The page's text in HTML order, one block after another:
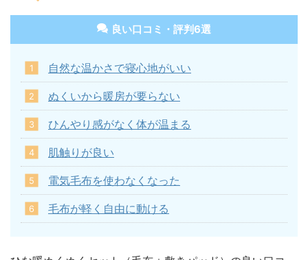
良い口コミ・評判6選
自然な温かさで寝心地がいい
ぬくいから暖房が要らない
ひんやり感がなく体が温まる
肌触りが良い
電気毛布を使わなくなった
毛布が軽く自由に動ける